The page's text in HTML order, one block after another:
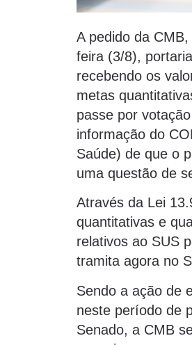
A pedido da
feira (3/8),
recebendo os
metas
passe por
informação do
Saúde) de que o
uma questão de
Através da Lei
quantitativas e
relativos ao SUS
tramita agora no
Sendo a ação de
neste período de
Senado, a CMB